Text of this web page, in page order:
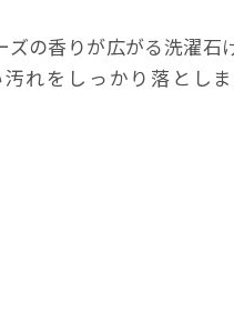
ズの香りが広がる洗濯石
れをしっかり落とし